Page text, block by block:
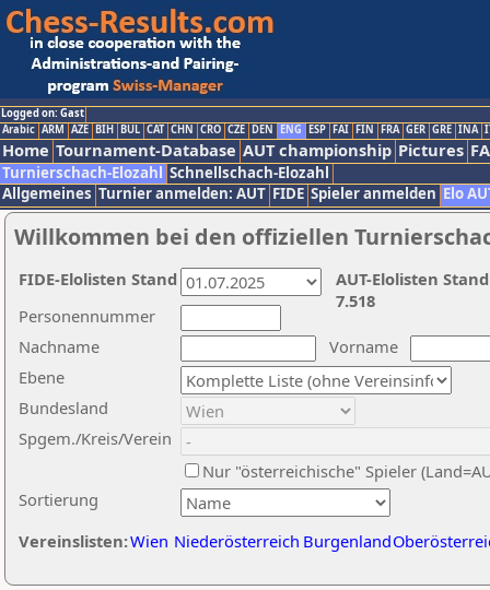
Logged on: Gast
Arabic ARM AZE BIH BUL CAT CHN CRO CZE DEN ENG ESP FAI FIN FRA GER GRE INA
Home Tournament-Database AUT championship Pictures
Turnierschach-Elozahl Schnellschach-Elozahl
Allgemeines Turnier anmelden: AUT FIDE Spieler anmelden Elo
Willkommen bei den offiziellen
Nachname
Vorname
Ebene
Sortierung
Personennummer
Bundesland
Spgem./Kreis/Verein
Nur "österreichische" Spieler
Vereinslisten:Wien Niederösterreich Burgenland
AUT-Elolisten
7.518
FIDE-Elolisten Stand